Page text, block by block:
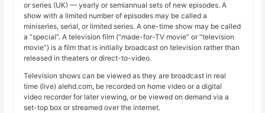
or series (UK) — yearly or semiannual sets of new episodes. A
show with a limited number of episodes may be called a
miniseries, serial, or limited series. A one-time show may be called
a “special”. A television film (“made-for-TV movie” or “television
movie”) is a film that is initially broadcast on television rather than
released in theaters or direct-to-video.
Television shows can be viewed as they are broadcast in real
time (live) alehd.com, be recorded on home video or a digital
video recorder for later viewing, or be viewed on demand via a
set-top box or streamed over the internet.